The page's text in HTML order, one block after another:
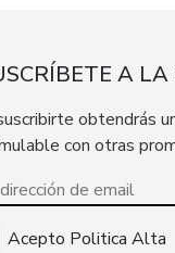
A
obtendrás
con otras
Acepto Politica Alta